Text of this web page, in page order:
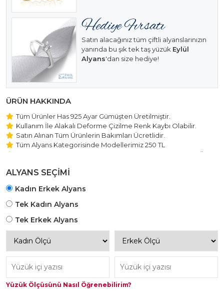
Satın alacağınız tüm çiftli alyanslarınızın
yanında bu şık tek taş yüzük Eylül
Alyans'dan size hediye!
ÜRÜN HAKKINDA
Tüm Ürünler Has 925 Ayar Gümüşten Üretilmiştir.
Kullanım İle Alakalı Deforme Çizilme Renk Kaybı Olabilir.
Satın Alınan Tüm Ürünlerin Bakımları Ücretlidir.
Tüm Alyans Kategorisinde Modellerimiz 250 TL
Beştaş Tektaş Kolye ve Bileklik Modellerimiz 150 TL Sabit Ücret
ALYANS SEÇİMİ
Kadın Erkek Alyans
Tek Kadın Alyans
Tek Erkek Alyans
Yüzük Ölçüsünü Nasıl Öğrenebilirim?